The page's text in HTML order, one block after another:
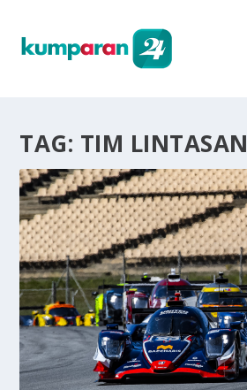
TAG: TIM LINTASAN